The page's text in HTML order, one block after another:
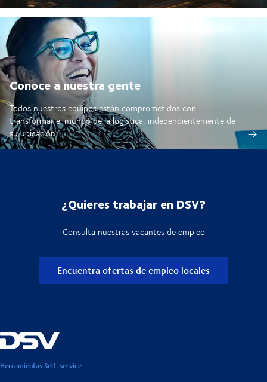
Conoce a nuestra gente
Todos nuestros equipos están comprometidos con
transformar el mundo de la logística, independientemente de
su ubicación.
¿Quieres trabajar en DSV?
Consulta nuestras vacantes de empleo
Encuentra ofertas de empleo locales
Herramientas Self-service